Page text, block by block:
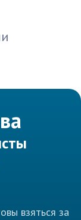
взяться за